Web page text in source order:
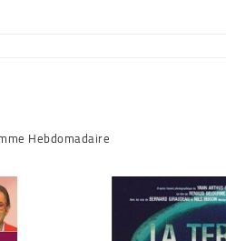
Hebdomadaire